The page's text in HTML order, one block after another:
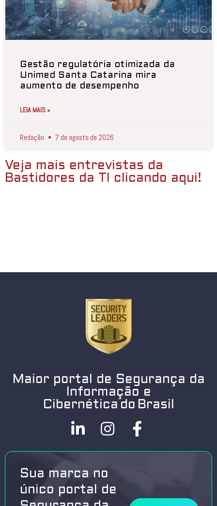
Gestão regulatória otimizada da
Unimed Santa Catarina mira
aumento de desempenho
LEIA MAIS »
Redação 7 de agosto de 2026
Veja mais entrevistas da
Bastidores da TI clicando aqui!
Maior portal de Segurança da
Informação e
Cibernética do Brasil
Sua marca no
único portal de